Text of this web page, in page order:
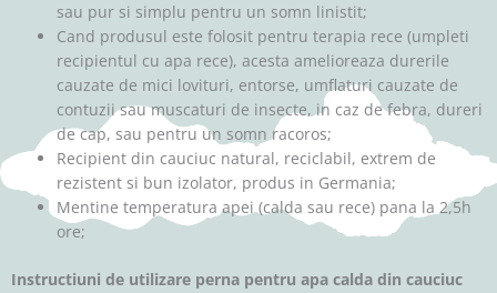
sau pur si simplu pentru un somn linistit;
Cand produsul este folosit pentru terapia rece (umpleti
recipientul cu apa rece), acesta amelioreaza durerile
cauzate de mici lovituri, entorse, umflaturi cauzate de
contuzii sau muscaturi de insecte, in caz de febra, dureri
de cap, sau pentru un somn racoros;
Recipient din cauciuc natural, reciclabil, extrem de
rezistent si bun izolator, produs in Germania;
Mentine temperatura apei (calda sau rece) pana la 2,5h
ore;
Instructiuni de utilizare perna pentru apa calda din cauciuc